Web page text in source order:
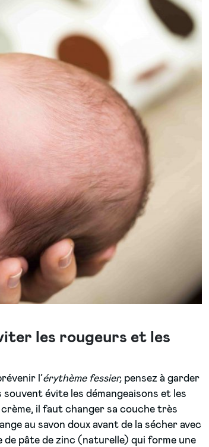
les rougeurs et les
l’érythème fessier, pensez à garder
évite les démangeaisons et les
il faut changer sa couche très
au savon doux avant de la sécher avec
de pâte de zinc (naturelle) qui forme une